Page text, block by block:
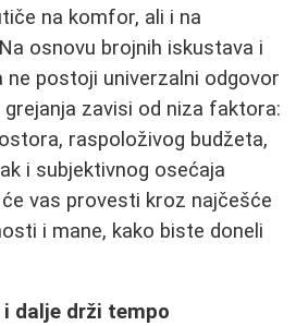
na komfor, ali i na
osnovu brojnih iskustava i
ne postoji univerzalni odgovor
zavisi od niza faktora:
raspoloživog budžeta,
i subjektivnog osećaja
vas provesti kroz najčešće
i mane, kako biste doneli
dalje drži tempo